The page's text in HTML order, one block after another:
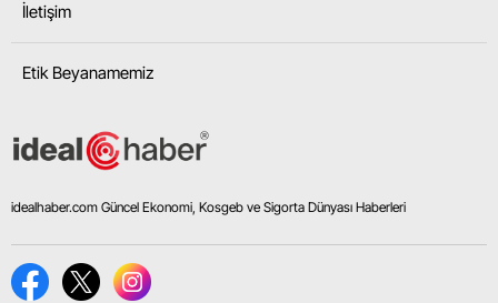
İletişim
Etik Beyanamemiz
idealhaber.com Güncel Ekonomi, Kosgeb ve Sigorta Dünyası Haberleri